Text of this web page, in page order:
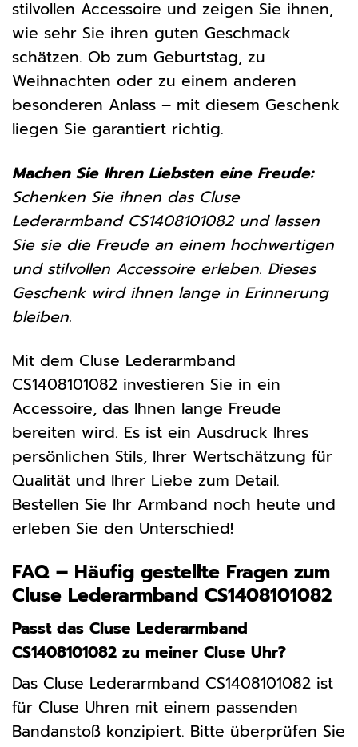
stilvollen Accessoire und zeigen Sie ihnen,
wie sehr Sie ihren guten Geschmack
schätzen. Ob zum Geburtstag, zu
Weihnachten oder zu einem anderen
besonderen Anlass – mit diesem Geschenk
liegen Sie garantiert richtig.
Machen Sie Ihren Liebsten eine Freude:
Schenken Sie ihnen das Cluse
Lederarmband CS1408101082 und lassen
Sie sie die Freude an einem hochwertigen
und stilvollen Accessoire erleben. Dieses
Geschenk wird ihnen lange in Erinnerung
bleiben.
Mit dem Cluse Lederarmband
CS1408101082 investieren Sie in ein
Accessoire, das Ihnen lange Freude
bereiten wird. Es ist ein Ausdruck Ihres
persönlichen Stils, Ihrer Wertschätzung für
Qualität und Ihrer Liebe zum Detail.
Bestellen Sie Ihr Armband noch heute und
erleben Sie den Unterschied!
FAQ – Häufig gestellte Fragen zum
Cluse Lederarmband CS1408101082
Passt das Cluse Lederarmband
CS1408101082 zu meiner Cluse Uhr?
Das Cluse Lederarmband CS1408101082 ist
für Cluse Uhren mit einem passenden
Bandanstoß konzipiert. Bitte überprüfen Sie